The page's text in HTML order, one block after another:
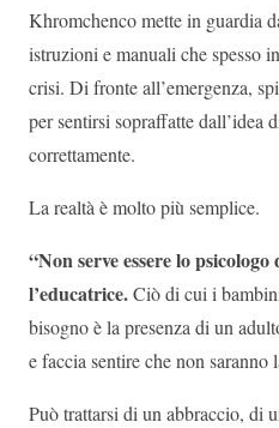
Khromchenco mette in guardia
istruzioni e manuali che spesso
crisi. Di fronte all’emergenza,
per sentirsi sopraffatte dall’idea
correttamente.
La realtà è molto più semplice.
“Non serve essere lo
l’educatrice.Ciò di cui i
bisogno è la presenza di un
e faccia sentire che non saranno
Può trattarsi di un abbraccio, di